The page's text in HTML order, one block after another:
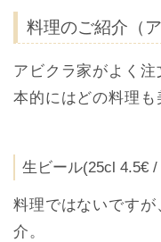
料理のご紹介（
アビクラ家がよく
本的にはどの料理も
生ビール(25cl 4.5€ /
料理ではないです
介。